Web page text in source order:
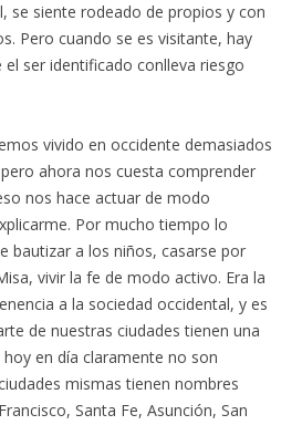
se siente rodeado de propios y con
Pero cuando se es visitante, hay
ser identificado conlleva riesgo
vivido en occidente demasiados
ahora nos cuesta comprender
nos hace actuar de modo
Por mucho tiempo lo
bautizar a los niños, casarse por
vivir la fe de modo activo. Era la
a la sociedad occidental, y es
de nuestras ciudades tienen una
en día claramente no son
mismas tienen nombres
Santa Fe, Asunción, San